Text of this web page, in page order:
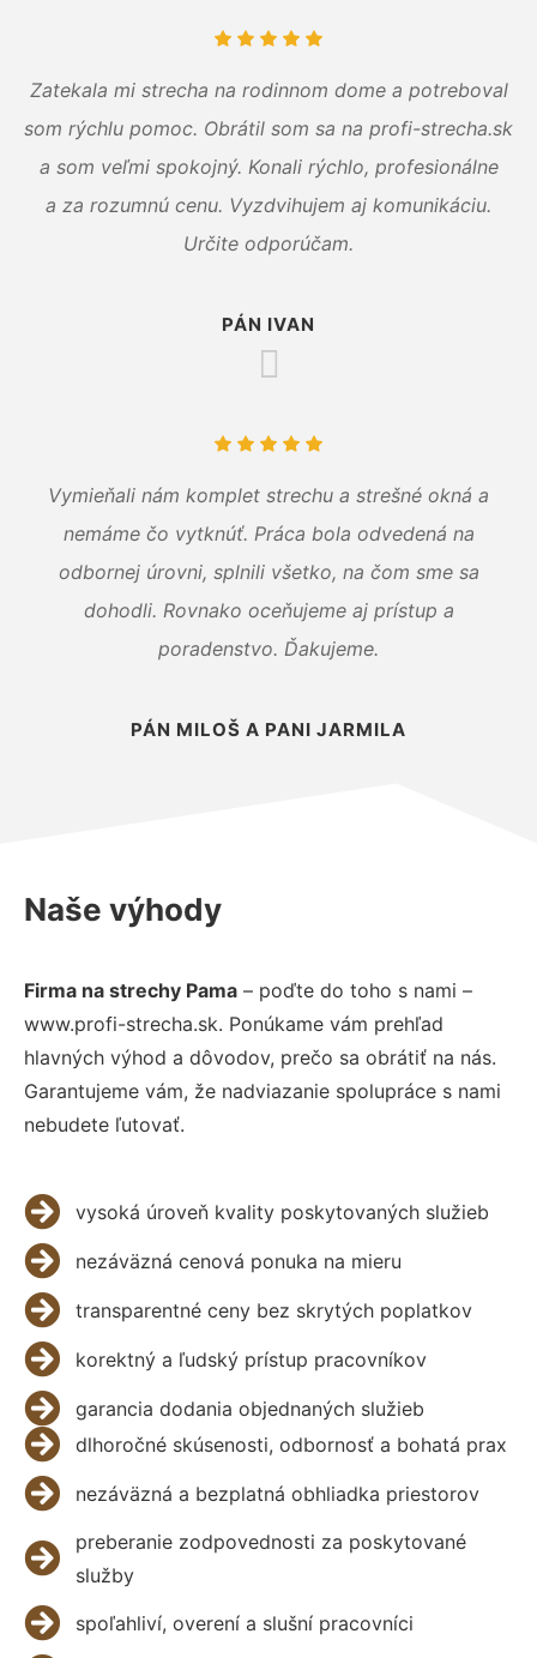
Zatekala mi strecha na rodinnom dome a potreboval
som rýchlu pomoc. Obrátil som sa na profi-strecha.sk
a som veľmi spokojný. Konali rýchlo, profesionálne
a za rozumnú cenu. Vyzdvihujem aj komunikáciu.
Určite odporúčam.
PÁN IVAN
Vymieňali nám komplet strechu a strešné okná a
nemáme čo vytknúť. Práca bola odvedená na
odbornej úrovni, splnili všetko, na čom sme sa
dohodli. Rovnako oceňujeme aj prístup a
poradenstvo. Ďakujeme.
PÁN MILOŠ A PANI JARMILA
Naše výhody
Firma na strechy Pama – poďte do toho s nami –
www.profi-strecha.sk. Ponúkame vám prehľad
hlavných výhod a dôvodov, prečo sa obrátiť na nás.
Garantujeme vám, že nadviazanie spolupráce s nami
nebudete ľutovať.
vysoká úroveň kvality poskytovaných služieb
nezáväzná cenová ponuka na mieru
transparentné ceny bez skrytých poplatkov
korektný a ľudský prístup pracovníkov
garancia dodania objednaných služieb
dlhoročné skúsenosti, odbornosť a bohatá prax
nezáväzná a bezplatná obhliadka priestorov
preberanie zodpovednosti za poskytované
služby
spoľahliví, overení a slušní pracovníci